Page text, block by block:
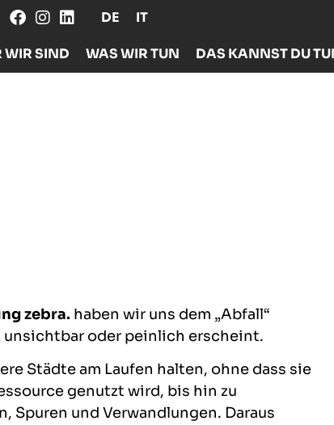
DE IT
WIR SIND WAS WIR TUN DAS KANNST DU
zebra. haben wir uns dem „Abfall“
unsichtbar oder peinlich erscheint.
Städte am Laufen halten, ohne dass sie
genutzt wird, bis hin zu
Spuren und Verwandlungen. Daraus